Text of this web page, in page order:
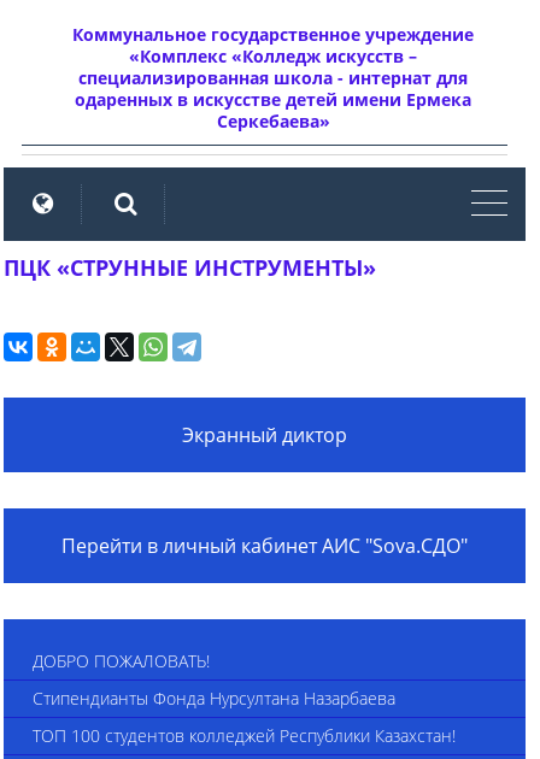
Коммунальное государственное учреждение
«Комплекс «Колледж искусств –
специализированная школа - интернат для
одаренных в искусстве детей имени Ермека
Серкебаева»
ПЦК «СТРУННЫЕ ИНСТРУМЕНТЫ»
Экранный диктор
Перейти в личный кабинет АИС "Sova.СДО"
ДОБРО ПОЖАЛОВАТЬ!
Стипендианты Фонда Нурсултана Назарбаева
ТОП 100 студентов колледжей Республики Казахстан!